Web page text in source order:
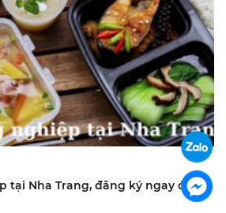
tại Nha Trang, đăng ký ngay đi